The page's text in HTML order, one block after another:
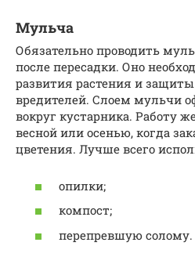
Мульча
Обязательно проводить
после пересадки. Оно
развития растения и защиты
вредителей. Слоем мульчи
вокруг кустарника. Работу
весной или осенью, когда
цветения. Лучше всего
опилки;
компост;
перепревшую солому.